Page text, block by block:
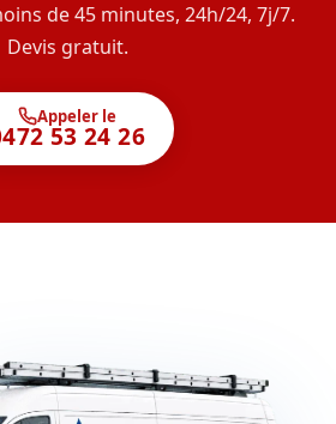
de 45 minutes, 24h/24, 7j/7.
Devis gratuit.
Appeler le
53 24 26